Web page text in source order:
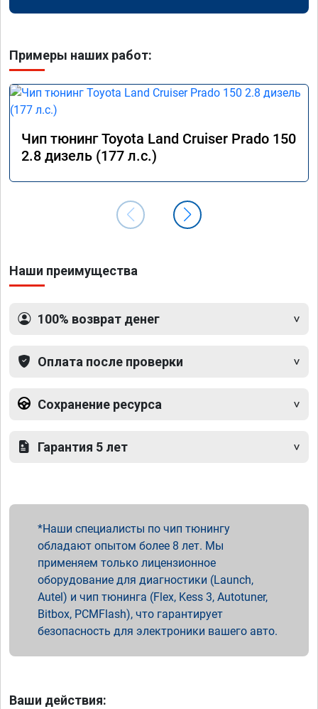
Примеры наших работ:
Чип тюнинг Toyota Land Cruiser Prado 150
2.8 дизель (177 л.с.)
Наши преимущества
100% возврат денег
Оплата после проверки
Сохранение ресурса
Гарантия 5 лет
Наши специалисты по чип тюнингу
обладают опытом более 8 лет. Мы
применяем только лицензионное
оборудование для диагностики (Launch,
Autel) и чип тюнинга (Flex, Kess 3, Autotuner,
Bitbox, PCMFlash), что гарантирует
безопасность для электроники вашего авто.
Ваши действия: